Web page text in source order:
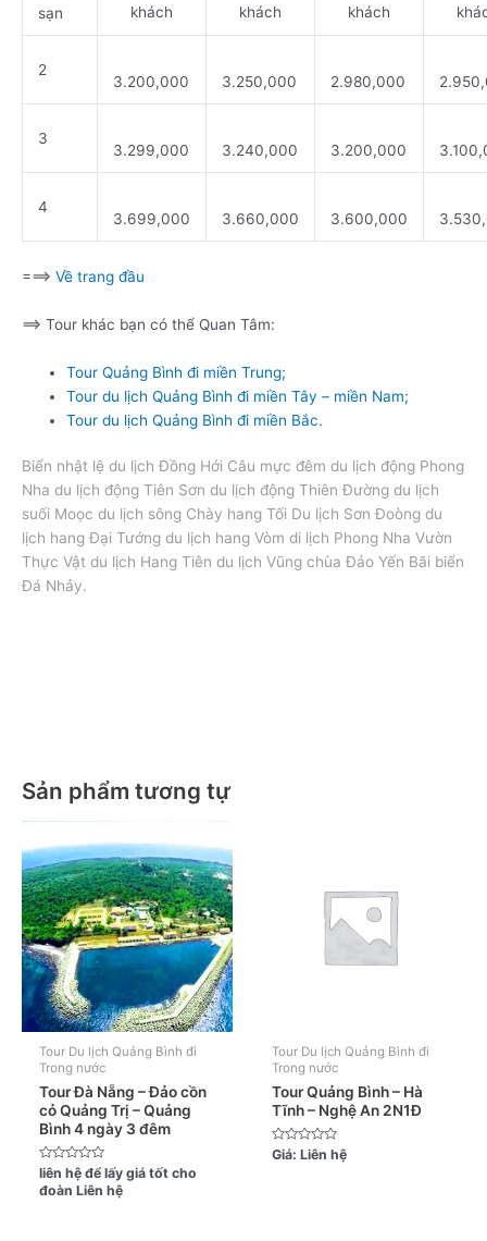
sạn
khách
khách
khách
2
3.200,000 3.250,000 2.980,000
3
3.299,000 3.240,000 3.200,000
4
3.699,000 3.660,000 3.600,000
===> Về trang đầu
==> Tour khác bạn có thể Quan Tâm:
Tour Quảng Bình đi miền Trung;
Tour du lịch Quảng Bình đi miền Tây – miền Nam;
Tour du lịch Quảng Bình đi miền Bắc.
Biển nhật lệ du lịch Đồng Hới Câu mực đêm du lịch động Phong
Nha du lịch động Tiên Sơn du lịch động Thiên Đường du lịch
suối Moọc du lịch sông Chày hang Tối Du lịch Sơn Đoòng du
lịch hang Đại Tướng du lịch hang Vòm di lịch Phong Nha Vườn
Thực Vật du lịch Hang Tiên du lịch Vũng chùa Đảo Yến Bãi biển
Đá Nhảy.
Sản phẩm tương tự
Tour Du lịch Quảng Bình đi
Trong nước
Tour Đà Nẵng – Đảo cồn
cỏ Quảng Trị – Quảng
Bình 4 ngày 3 đêm
Được
hạng
liên hệ để lấy giá tốt cho
đoàn Liên hệ
Tour Du lịch Quảng Bình đi
Trong nước
Tour Quảng Bình – Hà
Tĩnh – Nghệ An 2N1Đ
Được
Giá: Liên hệ